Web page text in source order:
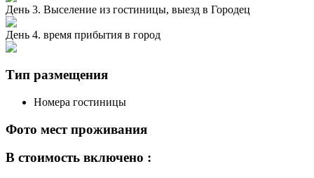
День 3. Выселение из гостиницы, выезд в Городец
День 4. время прибытия в город
Тип размещения
Номера гостиницы
Фото мест проживания
В стоимость включено :